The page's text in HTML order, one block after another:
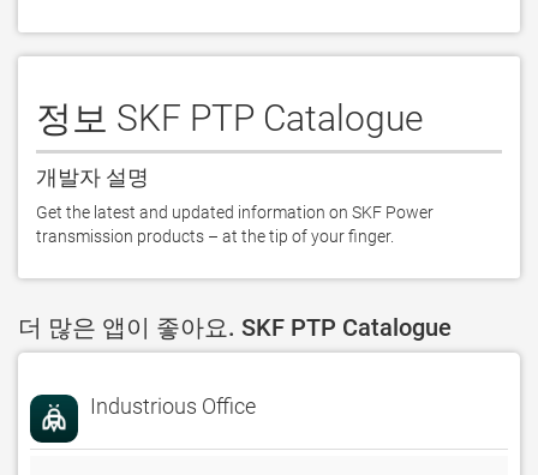
정보 SKF PTP Catalogue
개발자 설명
Get the latest and updated information on SKF Power
transmission products – at the tip of your finger.
더 많은 앱이 좋아요. SKF PTP Catalogue
Industrious Office